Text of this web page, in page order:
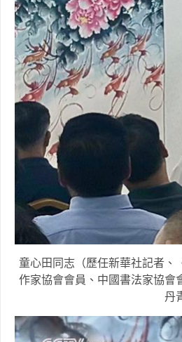
童心田同志（歷任新華社記者、
作家協會會員、中國書法家協會
丹